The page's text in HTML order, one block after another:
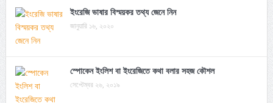
ইংরেজি ভাষার বিস্ময়কর তথ্য জেনে নিন
জানুয়ারি ১৬, ২০২০
স্পোকেন ইংলিশ বা ইংরেজিতে কথা বলার সহজ কৌশল
সেপ্টেম্বর ২৬, ২০১৯